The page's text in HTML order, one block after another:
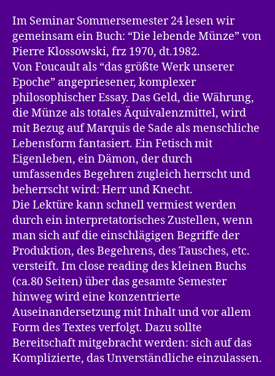
Im Seminar Sommersemester 24 lesen wir
gemeinsam ein Buch: “Die lebende Münze” von
Pierre Klossowski, frz 1970, dt.1982.
Von Foucault als “das größte Werk unserer
Epoche” angepriesener, komplexer
philosophischer Essay. Das Geld, die Währung,
die Münze als totales Äquivalenzmittel, wird
mit Bezug auf Marquis de Sade als menschliche
Lebensform fantasiert. Ein Fetisch mit
Eigenleben, ein Dämon, der durch
umfassendes Begehren zugleich herrscht und
beherrscht wird: Herr und Knecht.
Die Lektüre kann schnell vermiest werden
durch ein interpretatorisches Zustellen, wenn
man sich auf die einschlägigen Begriffe der
Produktion, des Begehrens, des Tausches, etc.
versteift. Im close reading des kleinen Buchs
(ca.80 Seiten) über das gesamte Semester
hinweg wird eine konzentrierte
Auseinandersetzung mit Inhalt und vor allem
Form des Textes verfolgt. Dazu sollte
Bereitschaft mitgebracht werden: sich auf das
Komplizierte, das Unverständliche einzulassen.